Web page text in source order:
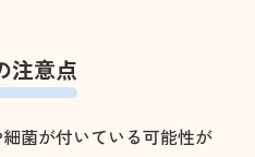
注意点
菌が付いている可能性が